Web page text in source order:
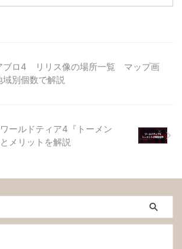
ブロ4 リリス像の場所一覧 マップ画
域別個数で解説
ールドティア4『トーメン
メリットを解説